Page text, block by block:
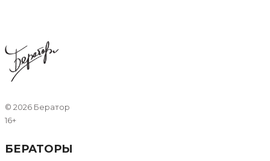
© 2026 Бератор
16+
БЕРАТОРЫ